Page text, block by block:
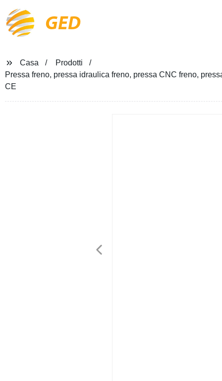
GED
Casa
Prodotti
Pressa freno, pressa idraulica freno, pressa CNC freno,
CE